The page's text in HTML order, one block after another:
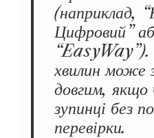
(наприклад,
Цифровий”
хвилин може
довгим, якщо
зупинці без
перевірки.